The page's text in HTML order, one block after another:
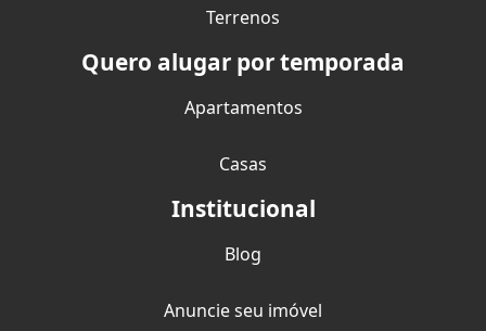
Terrenos
Quero alugar por temporada
Apartamentos
Casas
Institucional
Blog
Anuncie seu imóvel